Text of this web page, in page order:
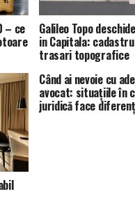
– ce Galileo Topo
in Capitala:
trasari topografice
Când ai nevoie cu
avocat: situațiile în
juridică face